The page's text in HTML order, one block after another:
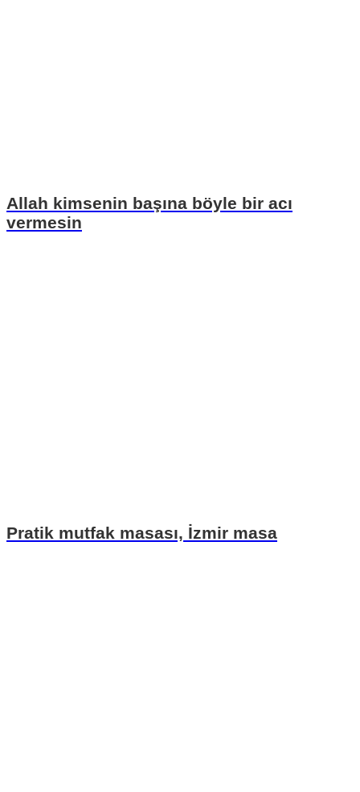
Allah kimsenin başına böyle bir acı
vermesin
Pratik mutfak masası, İzmir masa